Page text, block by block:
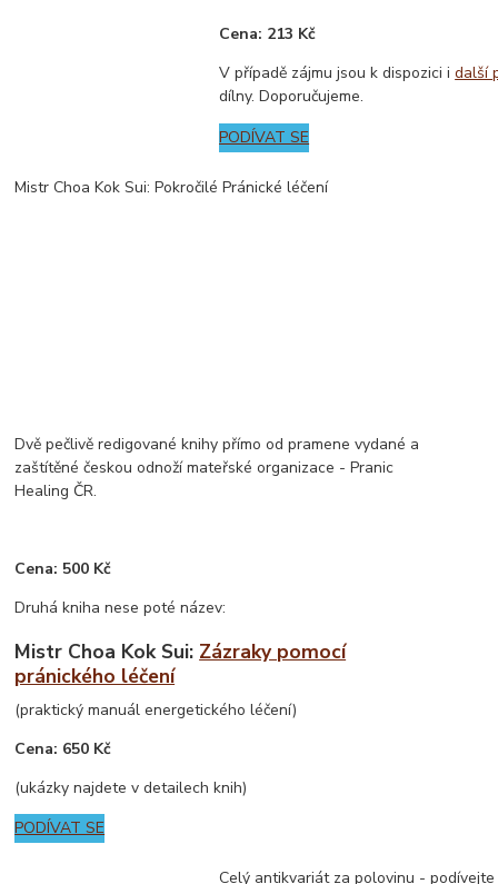
Cena: 213 Kč
V případě zájmu jsou k dispozici idalší
dílny. Doporučujeme.
PODÍVAT SE
Mistr Choa Kok Sui: Pokročilé Pránické léčení
Dvě pečlivě redigované knihy přímo od pramene vydané a
zaštítěné českou odnoží mateřské organizace - Pranic
Healing ČR.
Cena: 500 Kč
Druhá kniha nese poté název:
Mistr Choa Kok Sui: Zázraky pomocí
pránického léčení
(praktický manuál energetického léčení)
Cena: 650 Kč
(ukázky najdete v detailech knih)
PODÍVAT SE
Celý antikvariát za polovinu - podívejte